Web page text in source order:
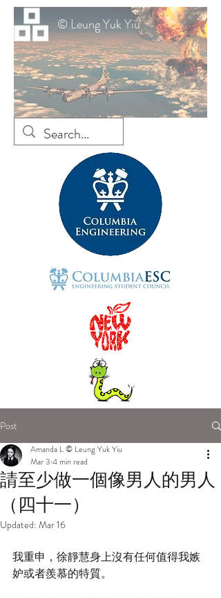
© Leung Yuk Yiu
Post
請至少做一個像男人的男人
（四十一）
Amanda L © Leung Yuk Yiu
Mar 3 4 min read
Updated: Mar 16
我重申，徐靜慧身上沒有任何值得我嫉
妒或者羨慕的特質。